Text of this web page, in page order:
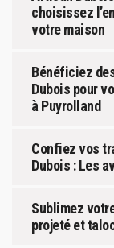
choisissez
votre maison
Bénéficiez
Dubois pour
à Puyrolland
Confiez vos
Dubois : Les
Sublimez
projeté et